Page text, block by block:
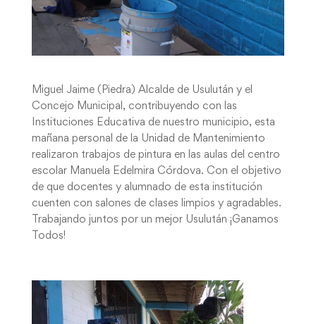
Miguel Jaime (Piedra) Alcalde de Usulután y el
Concejo Municipal, contribuyendo con las
Instituciones Educativa de nuestro municipio, esta
mañana personal de la Unidad de Mantenimiento
realizaron trabajos de pintura en las aulas del centro
escolar Manuela Edelmira Córdova. Con el objetivo
de que docentes y alumnado de esta institución
cuenten con salones de clases limpios y agradables.
Trabajando juntos por un mejor Usulután ¡Ganamos
Todos!